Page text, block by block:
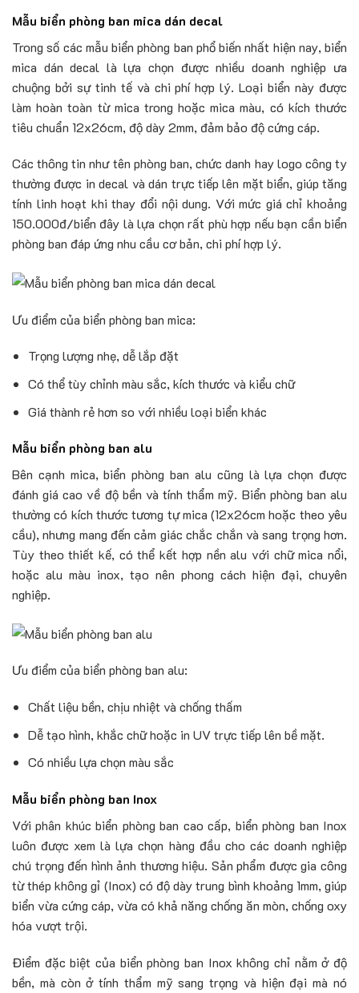
Mẫu biển phòng ban mica dán decal
Trong số các mẫu biển phòng ban phổ biến nhất hiện nay, biển
mica dán decal là lựa chọn được nhiều doanh nghiệp ưa
chuộng bởi sự tinh tế và chi phí hợp lý. Loại biển này được
làm hoàn toàn từ mica trong hoặc mica màu, có kích thước
tiêu chuẩn 12x26cm, độ dày 2mm, đảm bảo độ cứng cáp.
Các thông tin như tên phòng ban, chức danh hay logo công ty
thường được in decal và dán trực tiếp lên mặt biển, giúp tăng
tính linh hoạt khi thay đổi nội dung. Với mức giá chỉ khoảng
150.000đ/biển đây là lựa chọn rất phù hợp nếu bạn cần biển
phòng ban đáp ứng nhu cầu cơ bản, chi phí hợp lý.
Ưu điểm của biển phòng ban mica:
Trọng lượng nhẹ, dễ lắp đặt
Có thể tùy chỉnh màu sắc, kích thước và kiểu chữ
Giá thành rẻ hơn so với nhiều loại biển khác
Mẫu biển phòng ban alu
Bên cạnh mica, biển phòng ban alu cũng là lựa chọn được
đánh giá cao về độ bền và tính thẩm mỹ. Biển phòng ban alu
thường có kích thước tương tự mica (12x26cm hoặc theo yêu
cầu), nhưng mang đến cảm giác chắc chắn và sang trọng hơn.
Tùy theo thiết kế, có thể kết hợp nền alu với chữ mica nổi,
hoặc alu màu inox, tạo nên phong cách hiện đại, chuyên
nghiệp.
Ưu điểm của biển phòng ban alu:
Chất liệu bền, chịu nhiệt và chống thấm
Dễ tạo hình, khắc chữ hoặc in UV trực tiếp lên bề mặt.
Có nhiều lựa chọn màu sắc
Mẫu biển phòng ban Inox
Với phân khúc biển phòng ban cao cấp, biển phòng ban Inox
luôn được xem là lựa chọn hàng đầu cho các doanh nghiệp
chú trọng đến hình ảnh thương hiệu. Sản phẩm được gia công
từ thép không gỉ (Inox) có độ dày trung bình khoảng 1mm, giúp
biển vừa cứng cáp, vừa có khả năng chống ăn mòn, chống oxy
hóa vượt trội.
Điểm đặc biệt của biển phòng ban Inox không chỉ nằm ở độ
bền, mà còn ở tính thẩm mỹ sang trọng và hiện đại mà nó